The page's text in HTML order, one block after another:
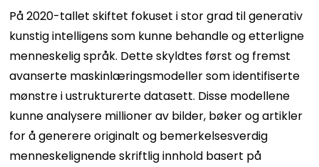
På 2020-tallet skiftet fokuset i stor grad til generativ
kunstig intelligens som kunne behandle og etterligne
menneskelig språk. Dette skyldtes først og fremst
avanserte maskinlæringsmodeller som identifiserte
mønstre i ustrukturerte datasett. Disse modellene
kunne analysere millioner av bilder, bøker og artikler
for å generere originalt og bemerkelsesverdig
menneskelignende skriftlig innhold basert på